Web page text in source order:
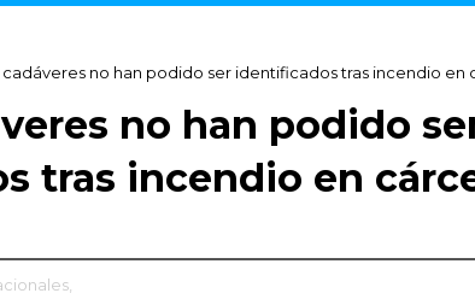
no han podido ser identificados tras incendio en
no han podido
tras incendio en